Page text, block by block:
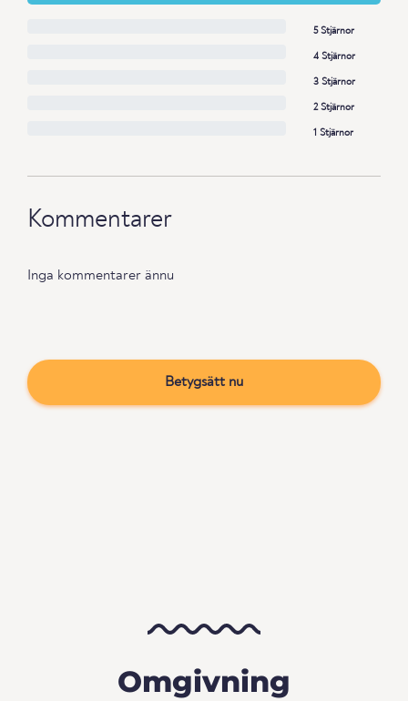
5 Stjärnor
4 Stjärnor
3 Stjärnor
2 Stjärnor
1 Stjärnor
Kommentarer
Inga kommentarer ännu
Betygsätt nu
Omgivning